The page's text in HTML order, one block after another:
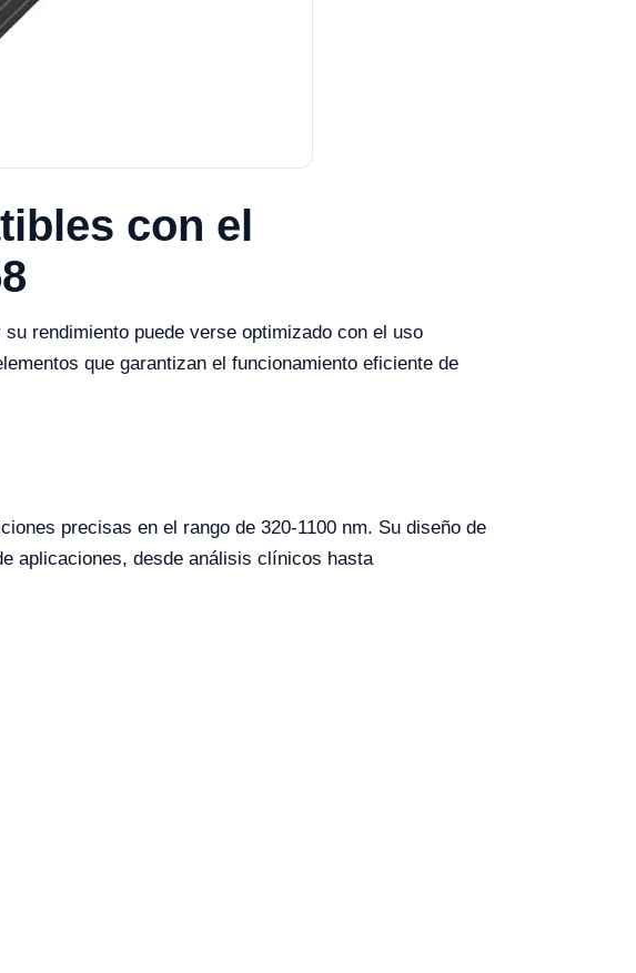
con el
rendimiento puede verse optimizado con el uso
que garantizan el funcionamiento eficiente de
precisas en el rango de 320-1100 nm. Su diseño de
aplicaciones, desde análisis clínicos hasta